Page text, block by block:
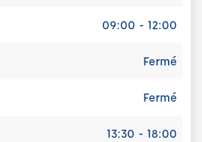
09:00 - 12:00
Fermé
Fermé
13:30 - 18:00